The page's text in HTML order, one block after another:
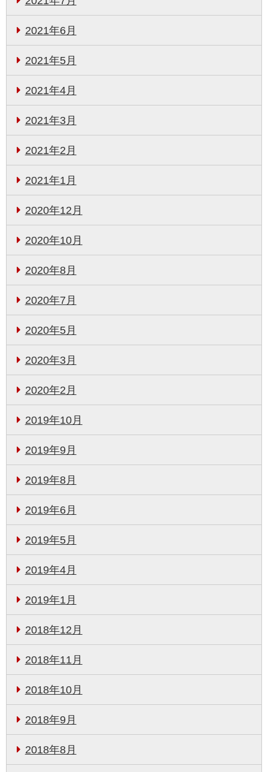
2021年6月
2021年5月
2021年4月
2021年3月
2021年2月
2021年1月
2020年12月
2020年10月
2020年8月
2020年7月
2020年5月
2020年3月
2020年2月
2019年10月
2019年9月
2019年8月
2019年6月
2019年5月
2019年4月
2019年1月
2018年12月
2018年11月
2018年10月
2018年9月
2018年8月